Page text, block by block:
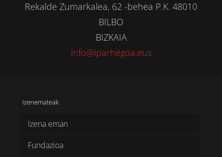
Rekalde Zumarkalea, 62 -behea P.K. 48010
BILBO
BIZKAIA
info@iparhegoa.eus
Izenemateak
Izena eman
Fundazioa